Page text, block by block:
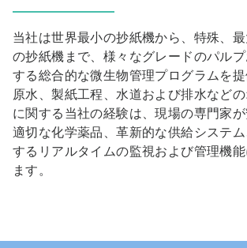
当社は世界最小の抄紙機から、特殊、
の抄紙機まで、様々なグレードのパル
する総合的な微生物管理プログラムを提
原水、製紙工程、水道および排水など
に関する当社の経験は、現場の専門家
適切な化学薬品、革新的な供給システ
するリアルタイムの監視および管理機
ます。